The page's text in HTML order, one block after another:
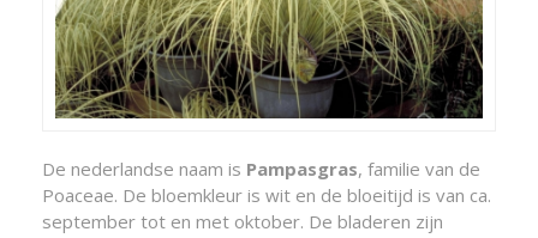
De nederlandse naam is Pampasgras, familie van de
Poaceae. De bloemkleur is wit en de bloeitijd is van ca.
september tot en met oktober. De bladeren zijn